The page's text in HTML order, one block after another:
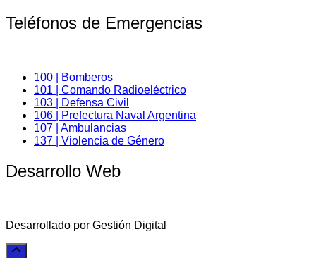
Teléfonos de Emergencias
100 | Bomberos
101 | Comando Radioeléctrico
103 | Defensa Civil
106 | Prefectura Naval Argentina
107 | Ambulancias
137 | Violencia de Género
Desarrollo Web
Desarrollado por Gestión Digital